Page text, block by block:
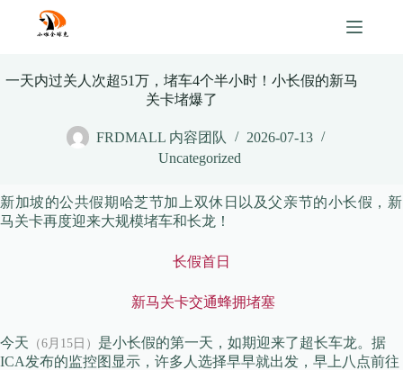
content
一天内过关人次超51万，堵车4个半小时！小长假的新马
关卡堵爆了
FRDMALL 内容团队
2026-07-13
Uncategorized
新加坡的公共假期哈芝节加上双休日以及父亲节的小长假， 新
马关卡再度迎来大规模堵车和长龙！
长假首日
新马关卡交通蜂拥堵塞
今天 （6月15日） 是小长假的第一天，如期迎来了超长车龙。据
ICA发布的监控图显示，许多人选择早早就出发，早上八点前往